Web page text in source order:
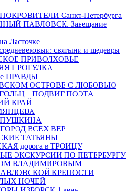
Санкт-Петербурга
ПАВЛОВСК. Завещание
Ласточке
святыни и шедевры
ПРИВОЛХОВЬЕ
ПРОГУЛКА
ПРАВДЫ
ОСТРОВЕ С ЛЮБОВЬЮ
– ПОДВИГ ПОЭТА
КРАЙ
ПУШКИНА
ВСЕХ ВЕР
ТАТЬЯНЫ
дорога в ТРОИЦУ
ЭКСКУРСИИ ПО ПЕТЕРБУРГУ
ВЛАДИМИРОВЫМ
КРЕПОСТИ
НОЧЕЙ